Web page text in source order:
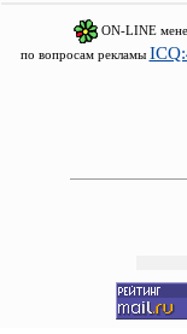
ON-LINE
по вопросам рекламы